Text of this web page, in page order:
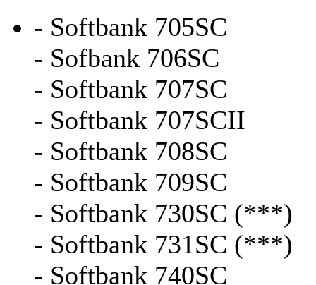
- Softbank 705SC
- Sofbank 706SC
- Softbank 707SC
- Softbank 707SCII
- Softbank 708SC
- Softbank 709SC
- Softbank 730SC (***)
- Softbank 731SC (***)
- Softbank 740SC